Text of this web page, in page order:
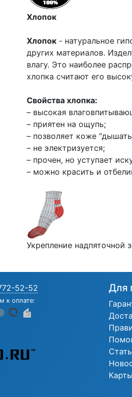
Хлопок
Хлопок - натуральное
других материалов.
влагу. Это наиболее
хлопка считают его
Свойства хлопка:
– высокая
– приятен на ощупь;
– позволяет коже
– не электризуется;
– прочен, но уступает
– можно красить и
Укрепление надпяточной
52-52
к оплате:
Для